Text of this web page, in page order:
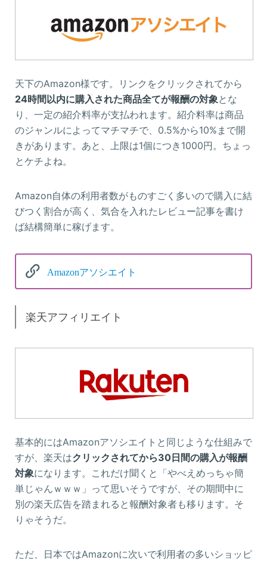
天下のAmazon様です。リンクをクリックされてから
24時間以内に購入された商品全てが報酬の対象とな
り、一定の紹介料率が支払われます。紹介料率は商品
のジャンルによってマチマチで、0.5%から10%まで開
きがあります。あと、上限は1個につき1000円。ちょっ
とケチよね。
Amazon自体の利用者数がものすごく多いので購入に結
びつく割合が高く、気合を入れたレビュー記事を書け
ば結構簡単に稼げます。
Amazonアソシエイト
楽天アフィリエイト
基本的にはAmazonアソシエイトと同じような仕組みで
すが、楽天はクリックされてから30日間の購入が報酬
対象になります。これだけ聞くと「やべえめっちゃ簡
単じゃんｗｗｗ」って思いそうですが、その期間中に
別の楽天広告を踏まれると報酬対象者も移ります。そ
りゃそうだ。
ただ、日本ではAmazonに次いで利用者の多いショッピ